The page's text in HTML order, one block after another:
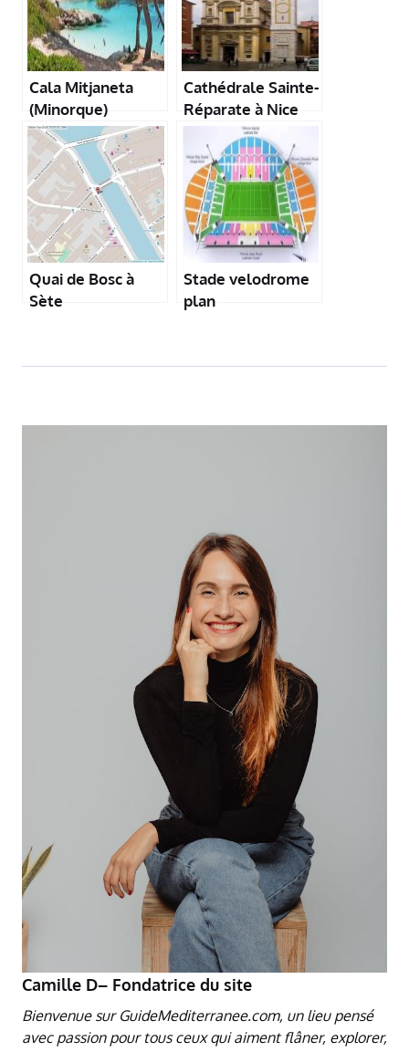
Cala Mitjaneta
(Minorque)
Cathédrale Sainte-
Réparate à Nice
Quai de Bosc à
Sète
Stade velodrome
plan
Camille D– Fondatrice du site
Bienvenue sur GuideMediterranee.com, un lieu pensé
avec passion pour tous ceux qui aiment flâner, explorer,